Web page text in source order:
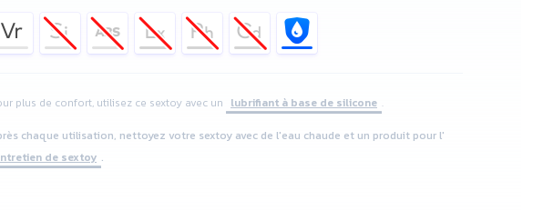
plus de confort, utilisez ce sextoy avec un lubrifiant à base de silicone .
chaque utilisation, nettoyez votre sextoy avec de l'eau chaude et un produit pour l'
de sextoy .